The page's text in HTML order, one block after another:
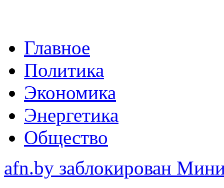
Главное
Политика
Экономика
Энергетика
Общество
afn.by заблокирован